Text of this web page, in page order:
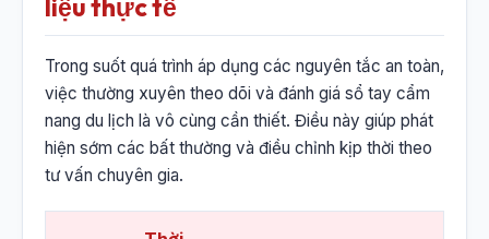
liệu thực tế
Trong suốt quá trình áp dụng các nguyên tắc an toàn,
việc thường xuyên theo dõi và đánh giá sổ tay cẩm
nang du lịch là vô cùng cần thiết. Điều này giúp phát
hiện sớm các bất thường và điều chỉnh kịp thời theo
tư vấn chuyên gia.